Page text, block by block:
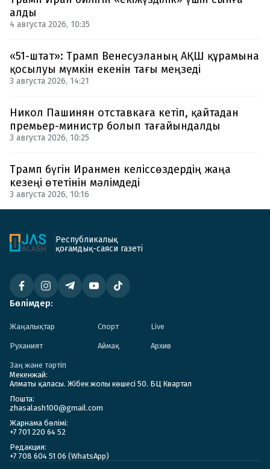
алды
4 августа 2026, 10:35
«51-штат»: Трамп Венесуэланың АҚШ құрамына
қосылуы мүмкін екенін тағы меңзеді
3 августа 2026, 14:21
Никол Пашинян отставкаға кетіп, қайтадан
премьер-министр болып тағайындалды
3 августа 2026, 10:25
Трамп бүгін Иранмен келіссөздердің жаңа
кезеңі өтетінін мәлімдеді
3 августа 2026, 10:16
Республикалық
қоғамдық-саяси газеті
Бөлімдер:
Жаңалықтар Спорт Live
Руханият Аймақ Архив
Заң және тәртіп
Мекенжай:
Алматы қаласы. Жібек жолы көшесі 50. БЦ Квартал
Пошта:
zhasalash100@gmail.com
Жарнама бөлімі:
+7 701 220 64 52
Редакция:
+7 708 604 51 06 (WhatsApp)